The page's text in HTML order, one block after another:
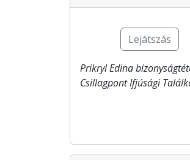
Lejátszás
Prikryl Edina
Csillagpont​ Ifjúsági